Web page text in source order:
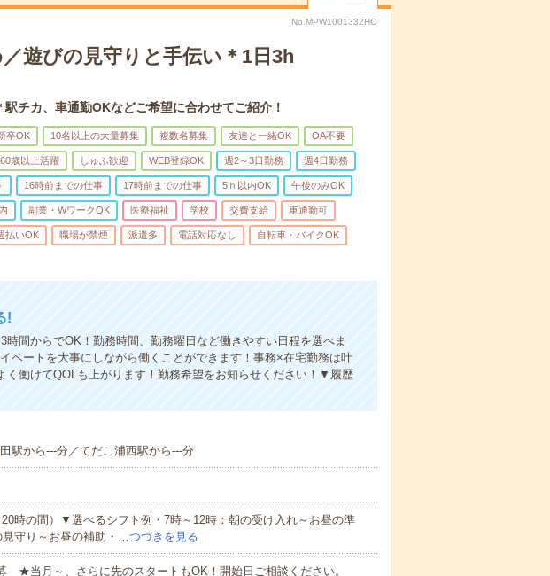
No.MPW1001332HO
遊びの見守りと手伝い＊1日3h
チカ、車通勤OKなどご希望に合わせてご紹介！
卒OK 10名以上の大量募集 複数名募集 友達と一緒OK OA不要
60歳以上活躍 しゅふ歓迎 WEB登録OK 週2～3日勤務 週4日勤務
16時前までの仕事 17時前までの仕事 5ｈ以内OK 午後のみOK
副業・WワークOK 医療福祉 学校 交費支給 車通勤可
払いOK 職場が禁煙 派遣多 電話対応なし 自転車・バイクOK
!
時間からでOK！勤務時間、勤務曜日など働きやすい日程を選べま
ベートを大事にしながら働くことができます！事務×在宅勤務は叶
く働けてQOLも上がります！勤務希望をお知らせください！▼履歴
駅から---分／てだこ浦西駅から---分
時の間）▼選べるシフト例・7時～12時：朝の受け入れ～お昼の準
見守り～お昼の補助・…つづきを見る
当月～、さらに先のスタートもOK！開始日ご相談ください。